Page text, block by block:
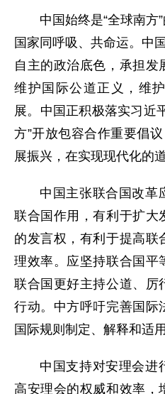
中国始终是“全球南方
国家同呼吸、共命运。中
自主的政治底色，承担发
维护国际公道正义，维
展。中国正积极落实习近
方”开放包容合作重要倡
展振兴，在实现现代化的
中国主张联合国改革
联合国作用，有利于扩大
的发言权，有利于提高联
理效率。应坚持联合国平
联合国更好主持公道、厉
行动。中方呼吁完善国际
国际规则制定、解释和适
中国支持对安理会进
高安理会的权威和效率，